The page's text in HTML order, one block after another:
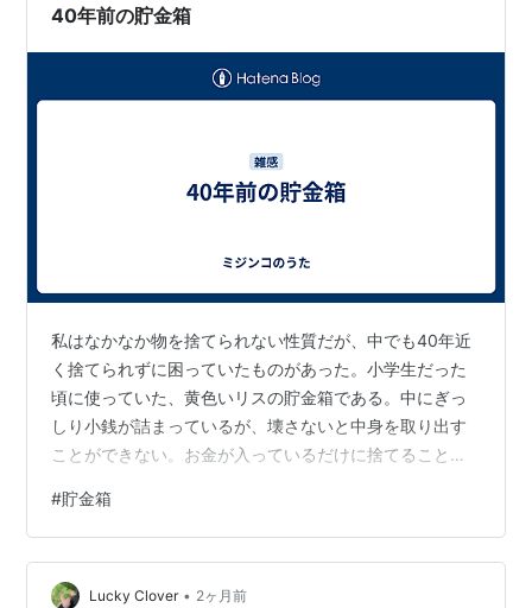
40年前の貯金箱
私はなかなか物を捨てられない性質だが、中でも40年近
く捨てられずに困っていたものがあった。小学生だった
頃に使っていた、黄色いリスの貯金箱である。中にぎっ
しり小銭が詰まっているが、壊さないと中身を取り出す
ことができない。お金が入っているだけに捨てることも
悟を決めてこの貯金箱を壊すことにした。小銭とはいえ
かなり貯まっているから、美味しいランチ1回くらいはで
きるかもしれない。小学生だった頃の私から、おばさん
になった私へ、時空を超えたプレゼントのようだ。私は
#貯金箱
Lucky Clover • 2ヶ月前